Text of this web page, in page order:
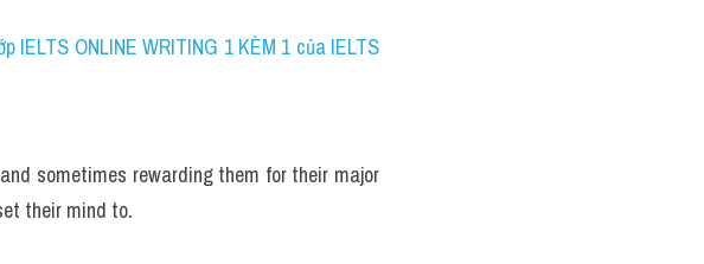
IELTS ONLINE WRITING 1 KÈM 1 của IELTS
sometimes rewarding them for their major
their mind to.